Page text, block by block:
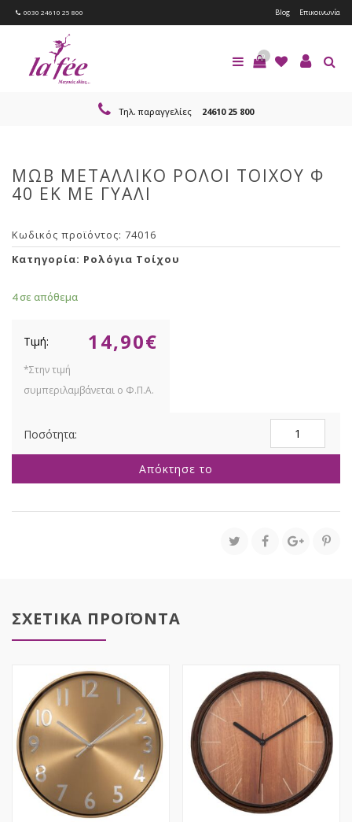
0030 24610 25 800 Blog Επικοινωνία
0
Τηλ. παραγγελίες 24610 25 800
ΜΩΒ ΜΕΤΑΛΛΙΚΟ ΡΟΛΟΙ ΤΟΙΧΟΥ Φ
40 ΕΚ ΜΕ ΓΥΑΛΙ
Κωδικός προϊόντος: 74016
Κατηγορία: Ρολόγια Τοίχου
4 σε απόθεμα
14,90€
ΜΕΤΑΛΛΙΚΟ
ΡΟΛΟΙ
Φ
ΓΥΑΛΙ
Απόκτησε το
ΣΧΕΤΙΚΑ ΠΡΟΪΟΝΤΑ